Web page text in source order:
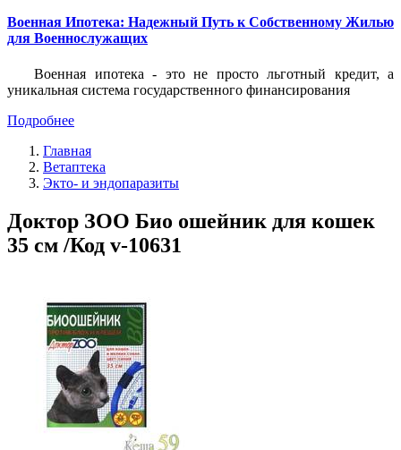
Военная Ипотека: Надежный Путь к Собственному Жилью
для Военнослужащих
Военная ипотека - это не просто льготный кредит, а
уникальная система государственного финансирования
Подробнее
Главная
Ветаптека
Экто- и эндопаразиты
Доктор ЗОО Био ошейник для кошек
35 см /Код v-10631